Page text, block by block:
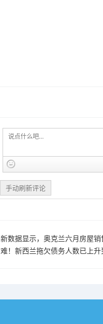
手动刷新评论
新数据显示，奥克兰六月房屋
难！新西兰拖欠债务人数已上